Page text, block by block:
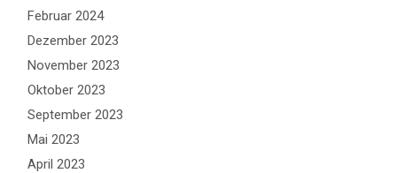
Februar 2024
Dezember 2023
November 2023
Oktober 2023
September 2023
Mai 2023
April 2023